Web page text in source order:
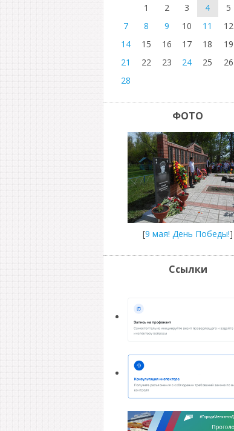
1 2 3 4 5
7
8 9 10 11 12
14
15 16 17 18 19
21
22 23 24 25 26
28
ФОТО
[9 мая! День Победы!]
Ссылки